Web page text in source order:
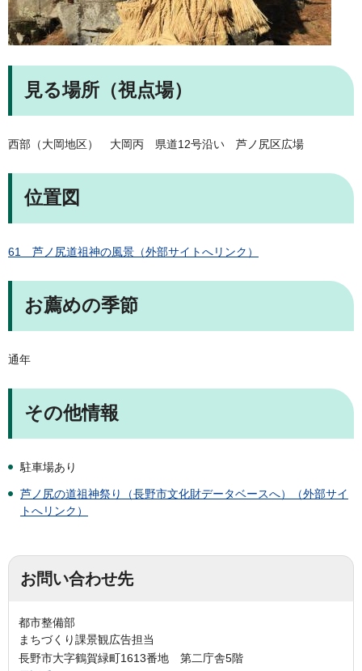
見る場所（視点場）
西部（大岡地区） 大岡丙 県道12号沿い 芦ノ尻区広場
位置図
61 芦ノ尻道祖神の風景（外部サイトへリンク）
お薦めの季節
通年
その他情報
駐車場あり
芦ノ尻の道祖神祭り（長野市文化財データベースへ）（外部サイ
トへリンク）
お問い合わせ先
都市整備部
まちづくり課景観広告担当
長野市大字鶴賀緑町1613番地 第二庁舎5階